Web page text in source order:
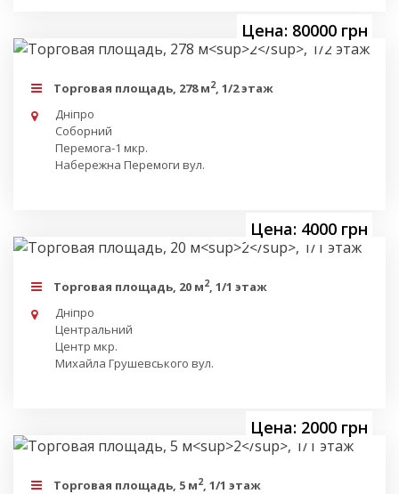
Цена: 80000 грн
Торговая площадь, 278 м2, 1/2 этаж
Дніпро
Соборний
Перемога-1 мкр.
Набережна Перемоги вул.
Цена: 4000 грн
Торговая площадь, 20 м2, 1/1 этаж
Дніпро
Центральний
Центр мкр.
Михайла Грушевського вул.
Цена: 2000 грн
Торговая площадь, 5 м2, 1/1 этаж